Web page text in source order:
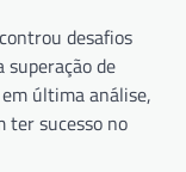
desafios
superação de
última análise,
ter sucesso no